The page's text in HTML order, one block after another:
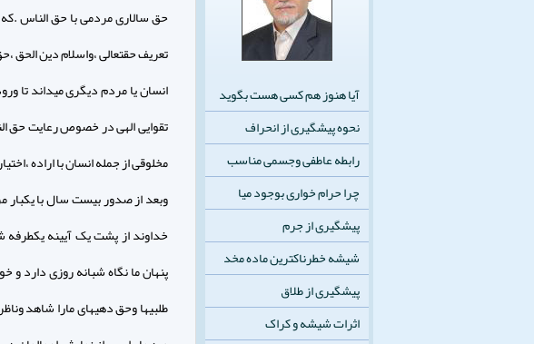
حق سالاری مردمی با حق الناس
تعریف حقتعالی ،واسلام دین
انسان یا مردم دیگری میداند تا
تقوایی الهی در خصوص رعایت حق
مخلوقی از جمله انسان با اراده
وبعد از صدور بیست سال با یکبار
خداوند از پشت یک آیینه یکطرفه
پنهان ما نگاه شبانه روزی دارد و
طلبیها وحق دهیهای مارا شاهد
آیا هنوز هم کسی هست بگوید
نحوه پیشگیری از انحراف
رابطه عاطفی وجسمی مناسب
چرا حرام خواری بوجود میا
پیشگیری از جرم
شیشه خطرناکترین ماده مخد
پیشگیری از طلاق
اثرات شیشه و کراک